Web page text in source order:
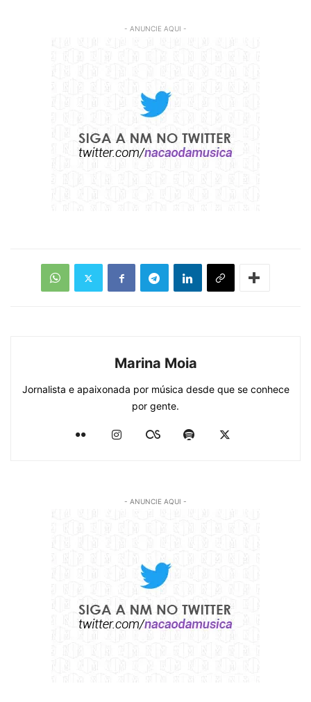
- ANUNCIE AQUI -
Marina Moia
Jornalista e apaixonada por música desde que se conhece
por gente.
- ANUNCIE AQUI -